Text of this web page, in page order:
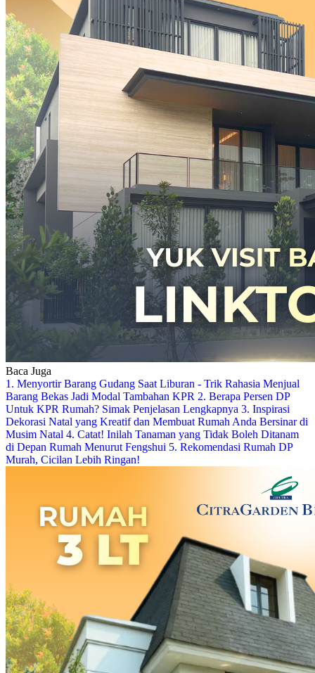
Baca Juga
1. Menyortir Barang Gudang Saat Liburan - Trik Rahasia Menjual
Barang Bekas Jadi Modal Tambahan KPR 2. Berapa Persen DP
Untuk KPR Rumah? Simak Penjelasan Lengkapnya 3. Inspirasi
Dekorasi Natal yang Kreatif dan Membuat Rumah Anda Bersinar di
Musim Natal 4. Catat! Inilah Tanaman yang Tidak Boleh Ditanam
di Depan Rumah Menurut Fengshui 5. Rekomendasi Rumah DP
Murah, Cicilan Lebih Ringan!